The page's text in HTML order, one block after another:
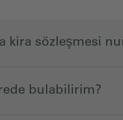
kira sözleşmesi
bulabilirim?